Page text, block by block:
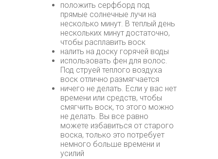
положить серфборд под
прямые солнечные лучи на
несколько минут. В теплый день
нескольких минут достаточно,
чтобы расплавить воск
налить на доску горячей воды
использовать фен для волос.
Под струей теплого воздуха
воск отлично размягчается
ничего не делать. Если у вас нет
времени или средств, чтобы
смягчить воск, то этого можно
не делать. Вы все равно
можете избавиться от старого
воска, только это потребует
немного больше времени и
усилий